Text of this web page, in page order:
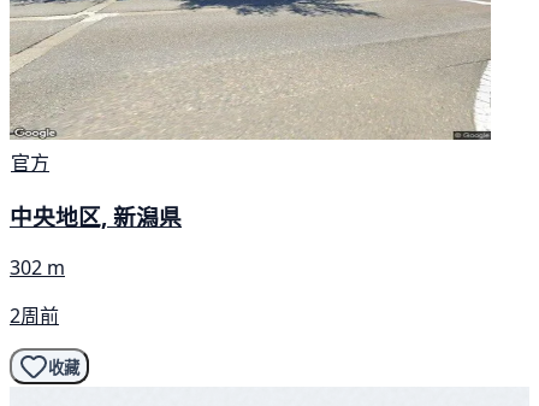
官方
中央地区, 新潟県
302 m
2周前
收藏